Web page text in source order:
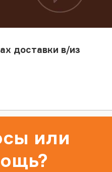
доставки в/из
или